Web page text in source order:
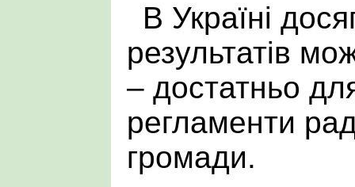
В Україні
результатів
– достатньо
регламенти
громади.